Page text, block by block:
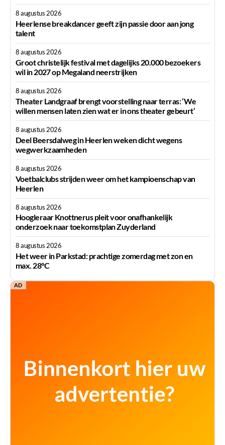
8 augustus 2026
Heerlense breakdancer geeft zijn passie door aan jong
talent
8 augustus 2026
Groot christelijk festival met dagelijks 20.000 bezoekers
wil in 2027 op Megaland neerstrijken
8 augustus 2026
Theater Landgraaf brengt voorstelling naar terras: ‘We
willen mensen laten zien wat er in ons theater gebeurt’
8 augustus 2026
Deel Beersdalweg in Heerlen weken dicht wegens
wegwerkzaamheden
8 augustus 2026
Voetbalclubs strijden weer om het kampioenschap van
Heerlen
8 augustus 2026
Hoogleraar Knottnerus pleit voor onafhankelijk
onderzoek naar toekomstplan Zuyderland
8 augustus 2026
Het weer in Parkstad: prachtige zomerdag met zon en
max. 28°C
AD